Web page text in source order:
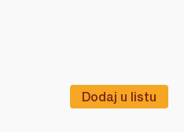
Dodaj u listu